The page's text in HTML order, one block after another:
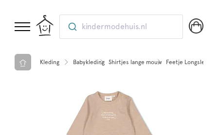
kindermodehuis.nl
Kleding Babykleding Shirtjes lange mouw Feetje Longsleeve